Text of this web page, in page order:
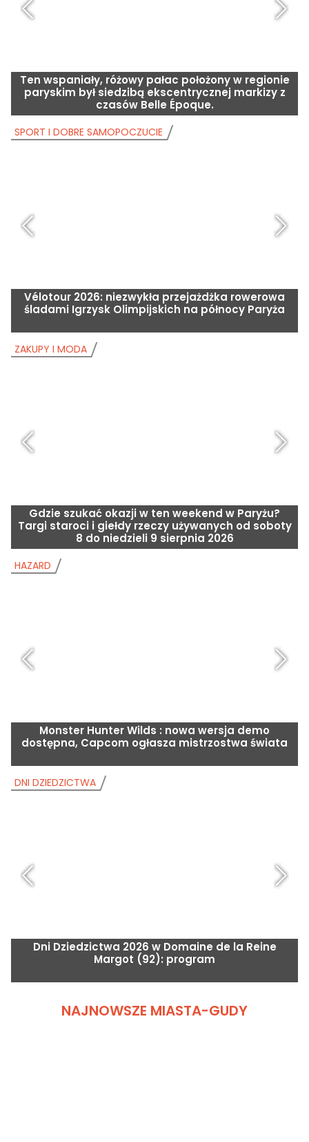
Ten wspaniały, różowy pałac położony w regionie
paryskim był siedzibą ekscentrycznej markizy z
czasów Belle Époque.
Vélotour 2026: niezwykła przejażdżka rowerowa
śladami Igrzysk Olimpijskich na północy Paryża
SPORT I DOBRE SAMOPOCZUCIE
Gdzie szukać okazji w ten weekend w Paryżu?
Targi staroci i giełdy rzeczy używanych od soboty
8 do niedzieli 9 sierpnia 2026
ZAKUPY I MODA
Monster Hunter Wilds : nowa wersja demo
dostępna, Capcom ogłasza mistrzostwa świata
HAZARD
Dni Dziedzictwa 2026 w Domaine de la Reine
Margot (92): program
DNI DZIEDZICTWA
NAJNOWSZE MIASTA-GUDY